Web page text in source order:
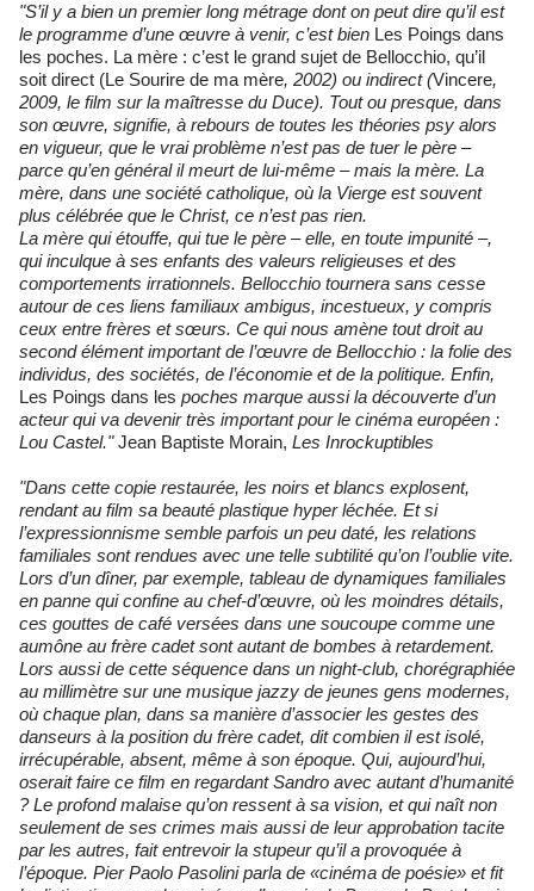
"S’il y a bien un premier long métrage dont on peut dire qu’il est
le programme d’une œuvre à venir, c’est bien Les Poings dans
les poches. La mère : c’est le grand sujet de Bellocchio, qu’il
soit direct (Le Sourire de ma mère, 2002) ou indirect (Vincere,
2009, le film sur la maîtresse du Duce). Tout ou presque, dans
son œuvre, signifie, à rebours de toutes les théories psy alors
en vigueur, que le vrai problème n’est pas de tuer le père –
parce qu’en général il meurt de lui-même – mais la mère. La
mère, dans une société catholique, où la Vierge est souvent
plus célébrée que le Christ, ce n’est pas rien.
La mère qui étouffe, qui tue le père – elle, en toute impunité –,
qui inculque à ses enfants des valeurs religieuses et des
comportements irrationnels. Bellocchio tournera sans cesse
autour de ces liens familiaux ambigus, incestueux, y compris
ceux entre frères et sœurs. Ce qui nous amène tout droit au
second élément important de l’œuvre de Bellocchio : la folie des
individus, des sociétés, de l’économie et de la politique. Enfin,
Les Poings dans les poches marque aussi la découverte d’un
acteur qui va devenir très important pour le cinéma européen :
Lou Castel."Jean Baptiste Morain, Les Inrockuptibles
"Dans cette copie restaurée, les noirs et blancs explosent,
rendant au film sa beauté plastique hyper léchée. Et si
l’expressionnisme semble parfois un peu daté, les relations
familiales sont rendues avec une telle subtilité qu’on l’oublie vite.
Lors d’un dîner, par exemple, tableau de dynamiques familiales
en panne qui confine au chef-d’œuvre, où les moindres détails,
ces gouttes de café versées dans une soucoupe comme une
aumône au frère cadet sont autant de bombes à retardement.
Lors aussi de cette séquence dans un night-club, chorégraphiée
au millimètre sur une musique jazzy de jeunes gens modernes,
où chaque plan, dans sa manière d’associer les gestes des
danseurs à la position du frère cadet, dit combien il est isolé,
irrécupérable, absent, même à son époque. Qui, aujourd’hui,
oserait faire ce film en regardant Sandro avec autant d’humanité
? Le profond malaise qu’on ressent à sa vision, et qui naît non
seulement de ses crimes mais aussi de leur approbation tacite
par les autres, fait entrevoir la stupeur qu’il a provoquée à
l’époque. Pier Paolo Pasolini parla de «cinéma de poésie» et fit